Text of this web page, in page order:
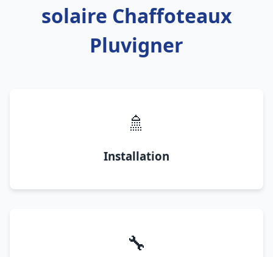
solaire Chaffoteaux
Pluvigner
🚿
Installation
🔧